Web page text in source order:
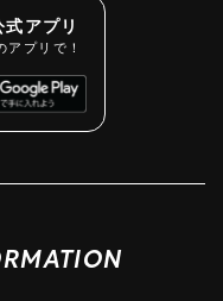
アプリ
プリで！